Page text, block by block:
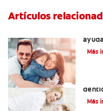
Artículos
Más
Más